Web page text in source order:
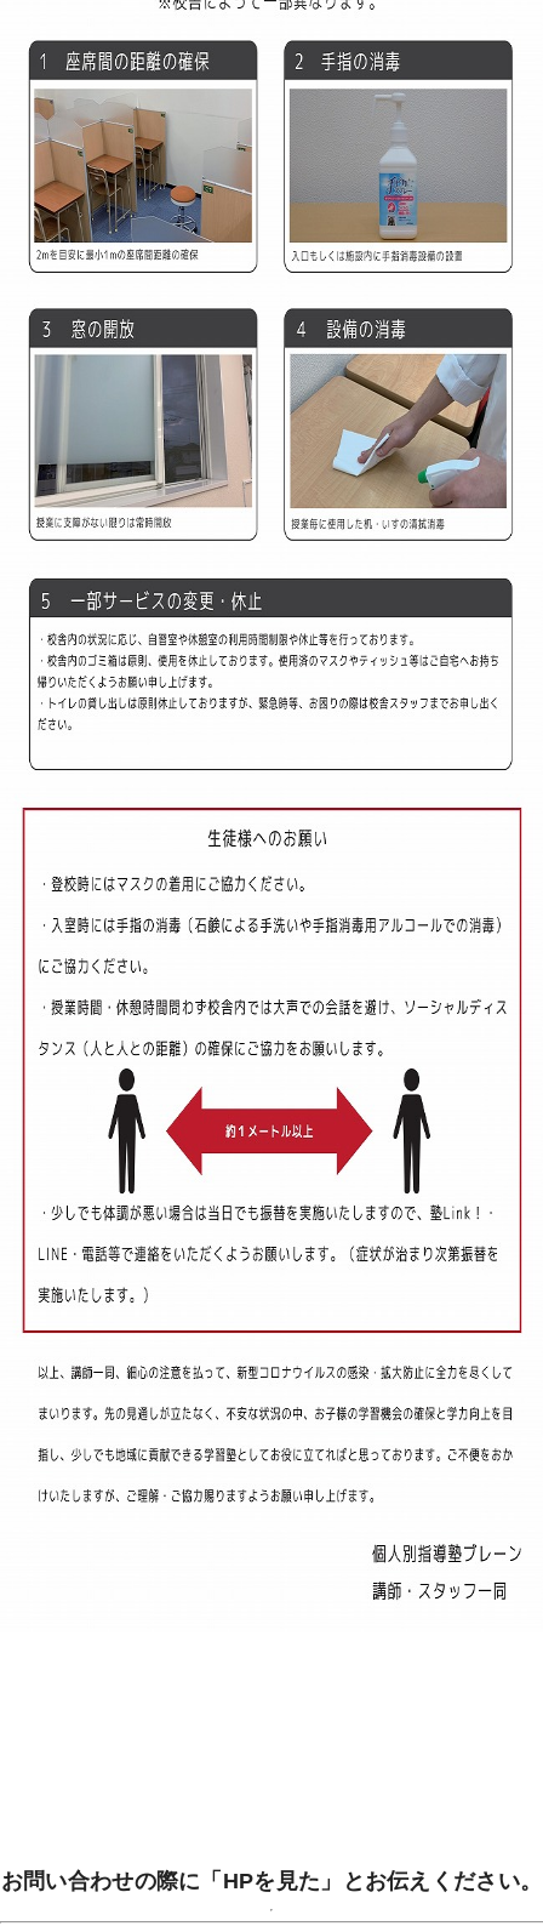
お問い合わせの際に「HPを見た」とお伝えください。